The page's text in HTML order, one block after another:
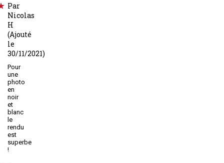
Par
Nicolas
H
(Ajouté
le
30/11/2021)
Pour
une
photo
en
noir
et
blanc
le
rendu
est
superbe
!